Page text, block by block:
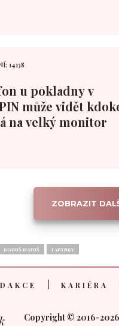
14138
u pokladny v
může vidět
na velký monitor
ZOBRAZIT
BOHUŠ MATUŠ FANYNKY
KARIÉRA
Copyright © 2016-